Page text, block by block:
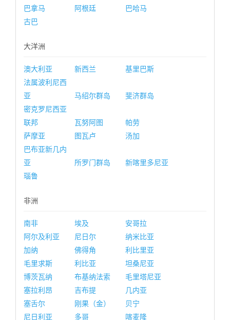
巴拿马
阿根廷
巴哈马
古巴
大洋洲
澳大利亚 新西兰
基里巴斯
法属波利尼西
亚
马绍尔群岛
斐济群岛
密克罗尼西亚
联邦
瓦努阿图
帕劳
萨摩亚
图瓦卢
汤加
巴布亚新几内
亚
所罗门群岛
新喀里多尼亚
瑙鲁
非洲
南非 埃及
安哥拉
阿尔及利亚
尼日尔
纳米比亚
加纳
佛得角
利比里亚
毛里求斯
利比亚
坦桑尼亚
博茨瓦纳
布基纳法索
毛里塔尼亚
塞拉利昂
吉布提
几内亚
塞舌尔
刚果（金）
贝宁
尼日利亚
多哥
喀麦隆